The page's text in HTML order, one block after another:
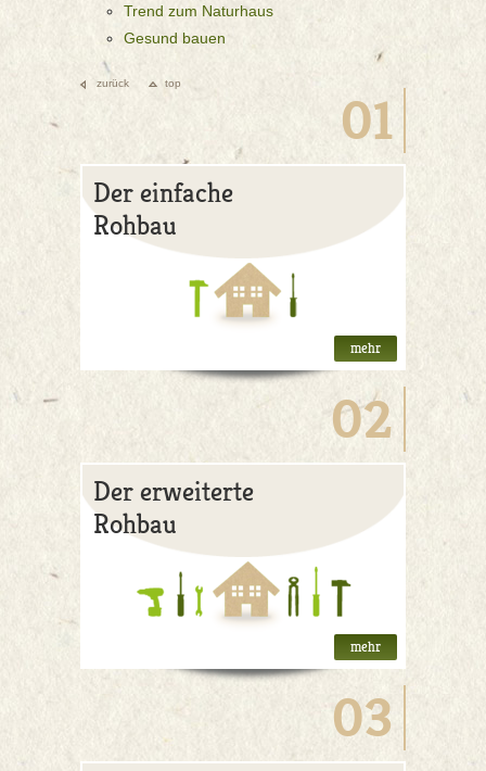
Trend zum Naturhaus
Gesund bauen
zurück top
01
Der einfache
Rohbau
mehr
02
Der erweiterte
Rohbau
mehr
03